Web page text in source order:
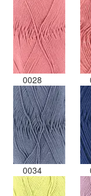
0028
0034